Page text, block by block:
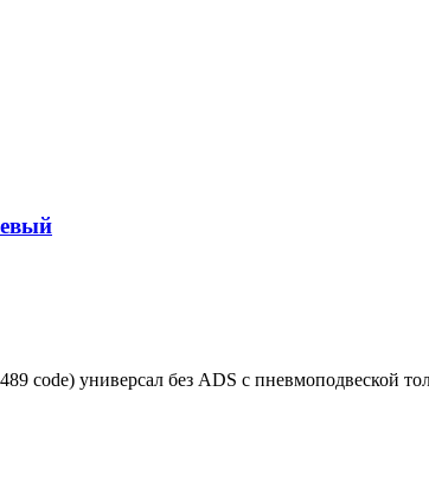
code) универсал без ADS с пневмоподвеской